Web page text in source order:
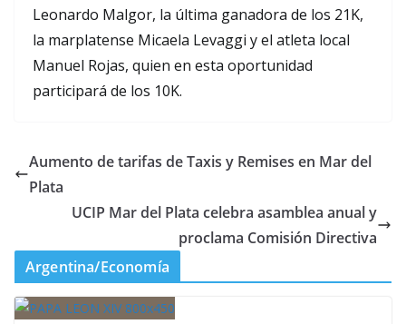
Leonardo Malgor, la última ganadora de los 21K,
la marplatense Micaela Levaggi y el atleta local
Manuel Rojas, quien en esta oportunidad
participará de los 10K.
Aumento de tarifas de Taxis y Remises en Mar del
Plata
UCIP Mar del Plata celebra asamblea anual y
proclama Comisión Directiva
Argentina/Economía